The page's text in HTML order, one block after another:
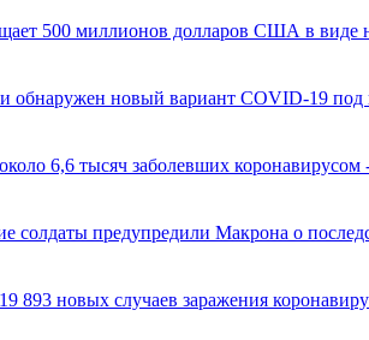
500 миллионов долларов США в
обнаружен новый вариант COVID-19 под
6,6 тысяч заболевших коронавирусом
солдаты предупредили Макрона о
893 новых случаев заражения